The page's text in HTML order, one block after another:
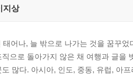
지상
태어나, 늘 밖으로 나가는 것을 꿈꾸
직으로 돌아가지 않은 채 여행과 글을
도 많다. 아시아, 인도, 중동, 유럽, 아